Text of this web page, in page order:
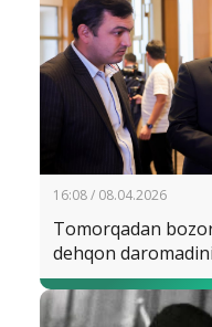
16:08 / 08.04.2026
Tomorqadan
dehqon